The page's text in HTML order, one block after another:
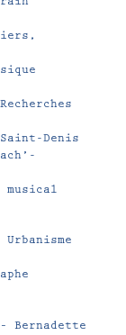
Denis
musical
Bernadette